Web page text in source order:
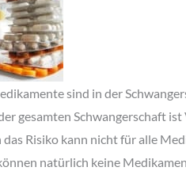
sind in der
gesamten Schwangerschaft
das Risiko kann nicht für alle
natürlich keine